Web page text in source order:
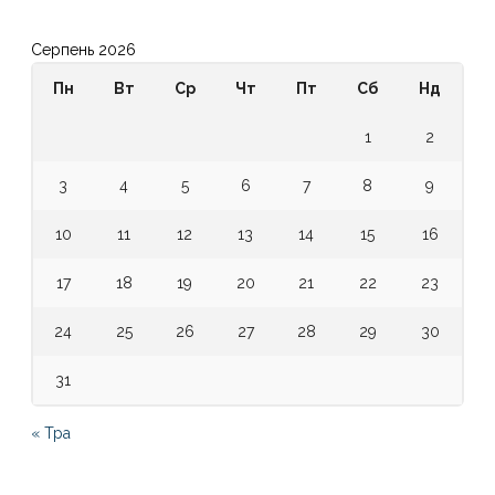
Серпень 2026
Пн Вт Ср Чт Пт Сб Нд
1 2
3 4 5 6 7 8 9
10 11 12 13 14 15 16
17 18 19 20 21 22 23
24 25 26 27 28 29 30
31
« Тра